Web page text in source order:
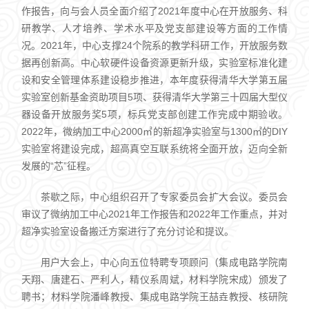
作报告，向与会人员全面介绍了2021年度中心在开放服务、科
研教学、人才培养、学术水平及党支部建设等方面的工作情
况。2021年，中心支撑24个院系的教学科研工作，开放服务数
据再创新高。中心软硬件设备资源更新升级，实验室标准化建
设和安全管理体系建设稳步推进，本年度获得清华大学第五届
实验室创新基金资助项目5项、获得清华大学第三十四届大型仪
器设备开放服务奖5项，标兵党支部创建工作完成中期验收。
2022年，微纳加工中心2000㎡的新超净实验室与1300㎡的DIY
实验室将建设完成，超高真空互联系统将全面开放，迈向全新
发展的“芯”征程。
茶歇之际，中心组织召开了专家委员会扩大会议。委员会
审议了微纳加工中心2021年工作报告和2022年工作重点，并对
超净实验室设备搬迁方案进行了充分讨论和提议。
用户大会上，中心向五位特聘专项顾问（集成电路学院南
天翔、唐建石、严利人，精仪系周斌，材料学院宋成）颁发了
聘书；材料学院潘峰教授、集成电路学院王喆垚教授、核研院